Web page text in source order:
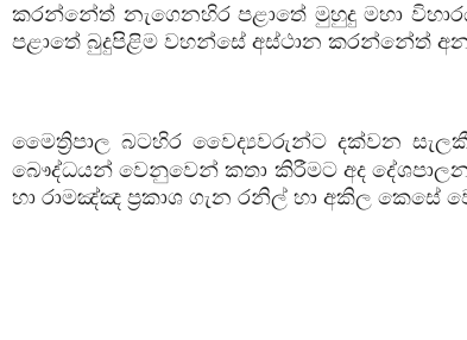
කරන්නේත් නැගෙනහිර පළාතේ මුහුදු මහා
පළාතේ බුදුපිළිම වහන්සේ අස්ථාන කරන්නේත්
මෛත්‍රිපාල බටහිර වෛද්‍යවරුන්ට දක්වන
බෞද්ධයන් වෙනුවෙන් කතා කිරීමට අද
හා රාමඤ්ඤ ප්‍රකාශ ගැන රනිල් හා අකිල කෙසේ